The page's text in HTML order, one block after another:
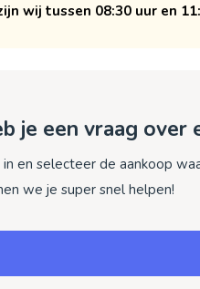
wij tussen 08:30 uur en
je een vraag over
in en selecteer de aankoop
we je super snel helpen!